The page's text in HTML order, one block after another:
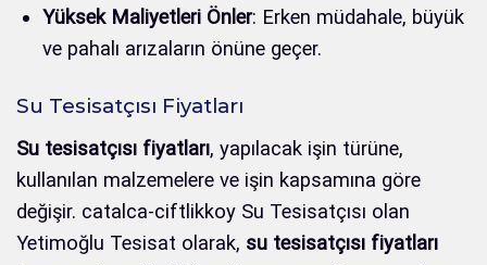
Yüksek Maliyetleri Önler: Erken müdahale, büyük
ve pahalı arızaların önüne geçer.
Su Tesisatçısı Fiyatları
Su tesisatçısı fiyatları, yapılacak işin türüne,
kullanılan malzemelere ve işin kapsamına göre
değişir. catalca-ciftlikkoy Su Tesisatçısı olan
Yetimoğlu Tesisat olarak, su tesisatçısı fiyatları